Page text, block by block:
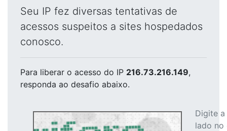
Seu IP fez diversas tentativas de
acessos suspeitos a sites hospedados
conosco.
Para liberar o acesso do IP 216.73.216.149,
responda ao desafio abaixo.
Digite
lado no